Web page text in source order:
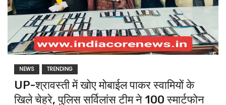
NEWS TRENDING
UP-श्रावस्ती में खोए मोबाईल पाकर स्वामियों के
खिले चेहरे, पुलिस सर्विलांस टीम ने 100 स्मार्टफोन